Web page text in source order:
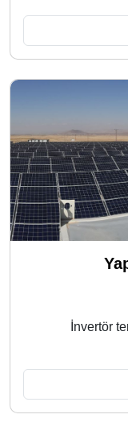
İnvertör